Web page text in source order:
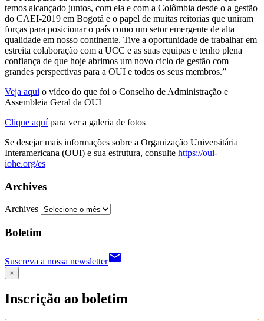
temos alcançado juntos, com ela e com a Colômbia desde o a gestão
do CAEI-2019 em Bogotá e o papel de muitas reitorias que uniram
forças para posicionar o país como um setor emergente de alta
qualidade em nosso continente. Tive a oportunidade de trabalhar em
estreita colaboração com a UCC e as suas equipas e tenho plena
confiança de que hoje abrimos um novo ciclo de gestão com
grandes perspectivas para a OUI e todos os seus membros.”
Veja aqui o vídeo do que foi o Conselho de Administração e
Assembleia Geral da OUI
Clique aquípara ver a galeria de fotos
Se desejar mais informações sobre a Organização Universitária
Interamericana (OUI) e sua estrutura, consulte https://oui-
iohe.org/es
Archives
Archives
Boletim
Suscreva a nossa newsletteremail
×
Inscrição ao boletim